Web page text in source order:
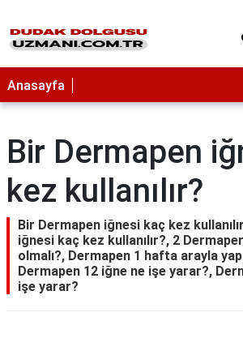
Anasayfa
Bir Dermapen
kez kullanılır?
Bir Dermapen iğnesi kaç kez
iğnesi kaç kez kullanılır?, 2
olmalı?, Dermapen 1 hafta arayla
Dermapen 12 iğne ne işe yarar?,
işe yarar?